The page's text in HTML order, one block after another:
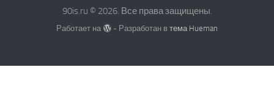
90is.ru © 2026. Все права защищены.
Работает на - Разработан в тема Hueman